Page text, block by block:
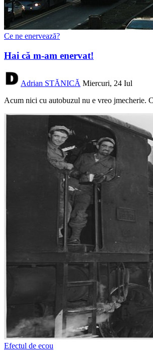
Ce ne enervează?
Hai că m-am enervat!
Adrian STĂNICĂ Miercuri, 24 Iul
Acum nici cu autobuzul nu e vreo jmecherie.
Efectul de ecou